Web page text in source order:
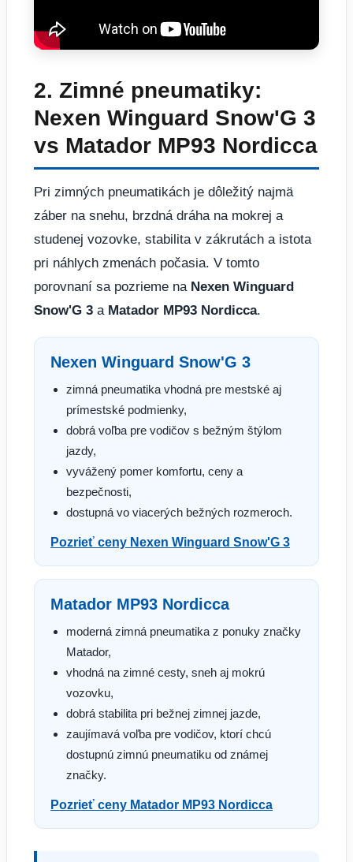
2. Zimné pneumatiky:
Nexen Winguard Snow'G 3
vs Matador MP93 Nordicca
Pri zimných pneumatikách je dôležitý najmä
záber na snehu, brzdná dráha na mokrej a
studenej vozovke, stabilita v zákrutách a istota
pri náhlych zmenách počasia. V tomto
porovnaní sa pozrieme na Nexen Winguard
Snow'G 3 a Matador MP93 Nordicca.
Nexen Winguard Snow'G 3
zimná pneumatika vhodná pre mestské aj
prímestské podmienky,
dobrá voľba pre vodičov s bežným štýlom
jazdy,
vyvážený pomer komfortu, ceny a
bezpečnosti,
dostupná vo viacerých bežných rozmeroch.
Pozrieť ceny Nexen Winguard Snow'G 3
Matador MP93 Nordicca
moderná zimná pneumatika z ponuky značky
Matador,
vhodná na zimné cesty, sneh aj mokrú
vozovku,
dobrá stabilita pri bežnej zimnej jazde,
zaujímavá voľba pre vodičov, ktorí chcú
dostupnú zimnú pneumatiku od známej
značky.
Pozrieť ceny Matador MP93 Nordicca